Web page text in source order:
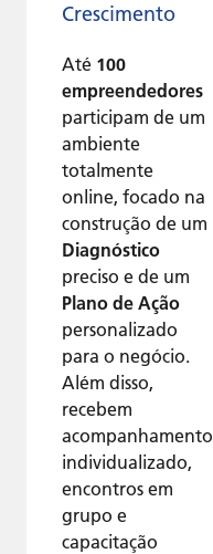
Crescimento
Até 100
empreendedores
participam de um
ambiente
totalmente
online, focado na
construção de um
Diagnóstico
preciso e de um
Plano de Ação
personalizado
para o negócio.
Além disso,
recebem
acompanhamento
individualizado,
encontros em
grupo e
capacitação